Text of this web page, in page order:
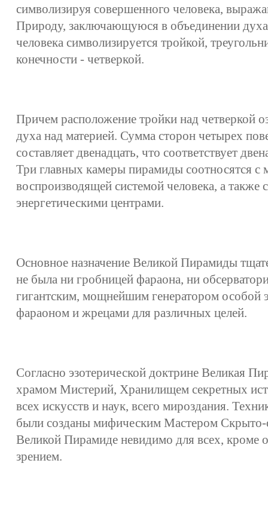
символизируя совершенного человека,
Природу, заключающуюся в объединении
человека символизируется тройкой,
конечности - четверкой.
Причем расположение тройки над четверкой
духа над материей. Сумма сторон четырех
составляет двенадцать, что соответствует
Три главных камеры пирамиды соотносятся с
воспроизводящей системой человека, а также
энергетическими центрами.
Основное назначение Великой Пирамиды
не была ни гробницей фараона, ни
гигантским, мощнейшим генератором особой
фараоном и жрецами для различных целей.
Согласно эзотерической доктрине Великая
храмом Мистерий, Хранилищем секретных
всех искусств и наук, всего мироздания.
были созданы мифическим Мастером
Великой Пирамиде невидимо для всех, кроме
зрением.